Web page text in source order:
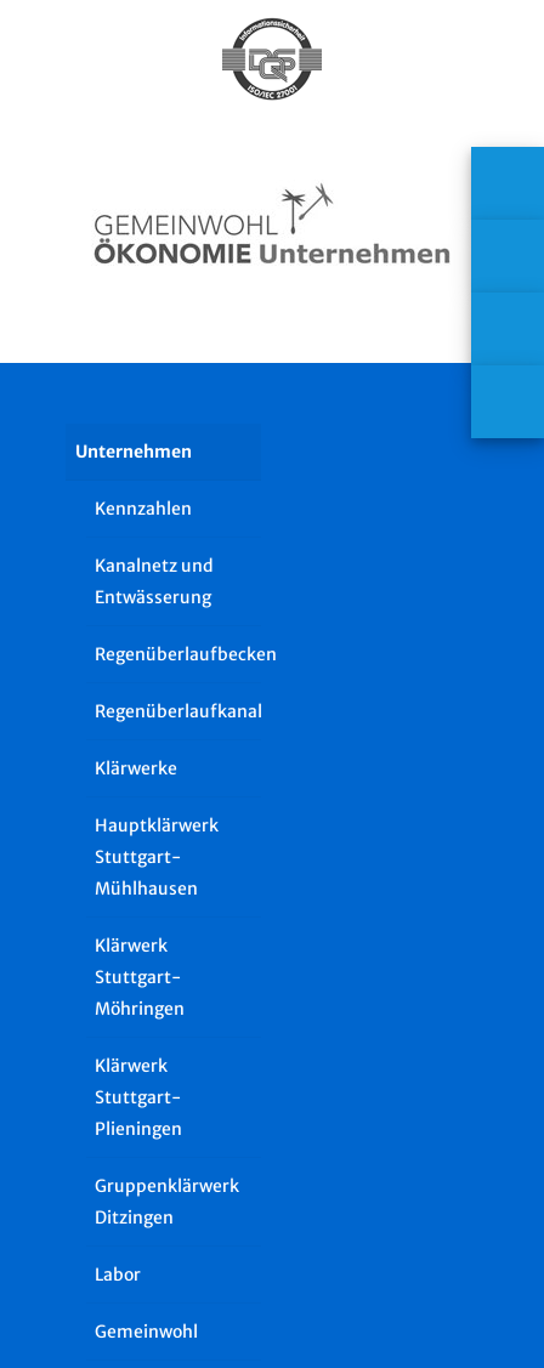
Unternehmen
Kennzahlen
Kanalnetz und
Entwässerung
Regenüberlaufbecken
Regenüberlaufkanal
Klärwerke
Hauptklärwerk
Stuttgart-
Mühlhausen
Klärwerk
Stuttgart-
Möhringen
Klärwerk
Stuttgart-
Plieningen
Gruppenklärwerk
Ditzingen
Labor
Gemeinwohl